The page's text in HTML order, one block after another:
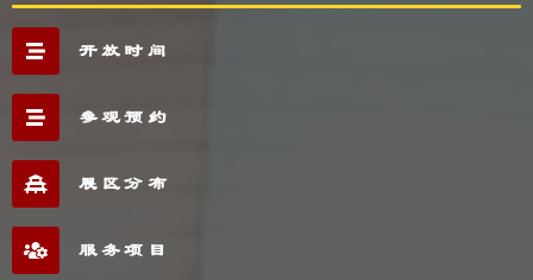
开放时间
参观预约
展区分布
服务项目